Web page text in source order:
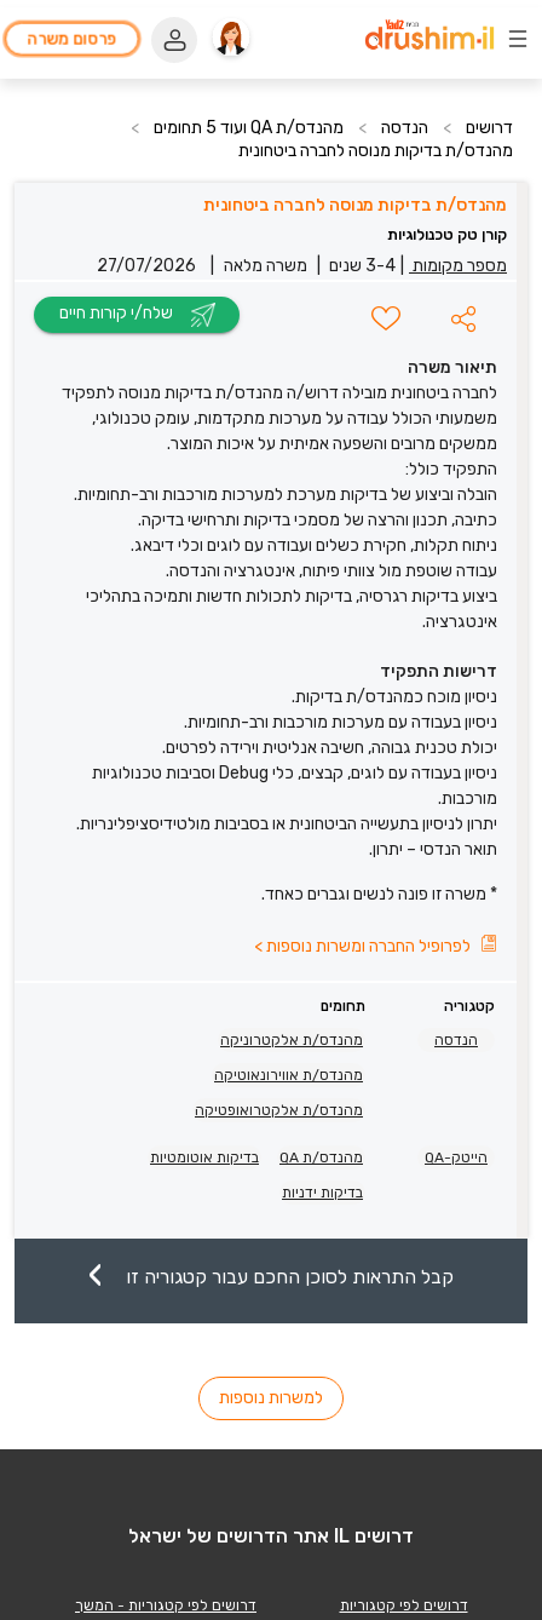
פרסום משרה
דרושים > הנדסה > מהנדס/ת QA ועוד 5 תחומים
>
מהנדס/ת בדיקות מנוסה לחברה ביטחונית
מהנדס/ת בדיקות מנוסה לחברה ביטחונית
קורן טק טכנולוגיות
מספר מקומות 3-4 שנים משרה מלאה 27/07/2026
תיאור משרה
לחברה ביטחונית מובילה דרוש/ה מהנדס/ת בדיקות מנוסה לתפקיד
משמעותי הכולל עבודה על מערכות מתקדמות, עומק טכנולוגי,
ממשקים מרובים והשפעה אמיתית על איכות המוצר.
התפקיד כולל:
הובלה וביצוע של בדיקות מערכת למערכות מורכבות ורב-תחומיות.
כתיבה, תכנון והרצה של מסמכי בדיקות ותרחישי בדיקה.
ניתוח תקלות, חקירת כשלים ועבודה עם לוגים וכלי דיבאג.
עבודה שוטפת מול צוותי פיתוח, אינטגרציה והנדסה.
ביצוע בדיקות רגרסיה, בדיקות לתכולות חדשות ותמיכה בתהליכי
אינטגרציה.
דרישות התפקיד
ניסיון מוכח כמהנדס/ת בדיקות.
ניסיון בעבודה עם מערכות מורכבות ורב-תחומיות.
יכולת טכנית גבוהה, חשיבה אנליטית וירידה לפרטים.
ניסיון בעבודה עם לוגים, קבצים, כלי Debug וסביבות טכנולוגיות
מורכבות.
יתרון לניסיון בתעשייה הביטחונית או בסביבות מולטידיסציפלינריות.
תואר הנדסי – יתרון.
* משרה זו פונה לנשים וגברים כאחד.
לפרופיל החברה ומשרות נוספות>
קטגוריה
תחומים
הנדסה
מהנדס/ת אלקטרוניקה
מהנדס/ת אווירונאוטיקה
מהנדס/ת אלקטרואופטיקה
הייטק-QA מהנדס/ת QA בדיקות אוטומטיות
בדיקות ידניות
קבל התראות לסוכן החכם עבור קטגוריה זו
למשרות נוספות
דרושים IL אתר הדרושים של ישראל
דרושים לפי קטגוריות
דרושים לפי קטגוריות - המשך